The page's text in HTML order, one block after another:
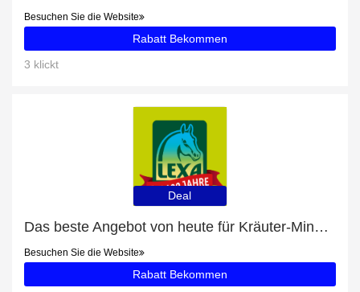
Besuchen Sie die Website
Rabatt Bekommen
3 klickt
Deal
Das beste Angebot von heute für Kräuter-Mineral - bis zu 19% Rabatt
Besuchen Sie die Website
Rabatt Bekommen